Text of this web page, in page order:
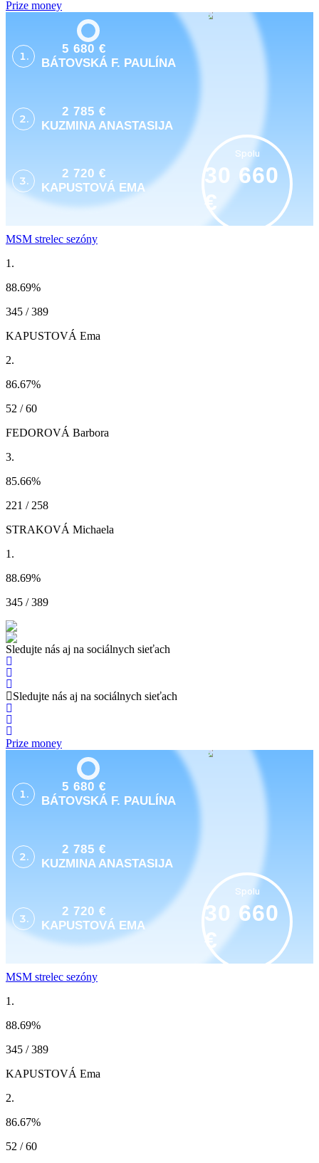
Prize money
1.
5 680 €
BÁTOVSKÁ F. PAULÍNA
2.
2 785 €
KUZMINA ANASTASIJA
3.
2 720 €
KAPUSTOVÁ EMA
Spolu
30 660
€
MSM strelec sezóny
1.
88.69%
345 / 389
KAPUSTOVÁ Ema
2.
86.67%
52 / 60
FEDOROVÁ Barbora
3.
85.66%
221 / 258
STRAKOVÁ Michaela
1.
88.69%
345 / 389
Sledujte nás aj na sociálnych sieťach
Sledujte nás aj na sociálnych sieťach
Prize money
1.
5 680 €
BÁTOVSKÁ F. PAULÍNA
2.
2 785 €
KUZMINA ANASTASIJA
3.
2 720 €
KAPUSTOVÁ EMA
Spolu
30 660
€
MSM strelec sezóny
1.
88.69%
345 / 389
KAPUSTOVÁ Ema
2.
86.67%
52 / 60